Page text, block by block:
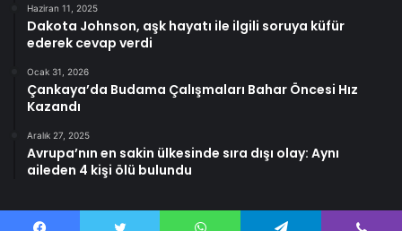
Haziran 11, 2025
Dakota Johnson, aşk hayatı ile ilgili soruya küfür
ederek cevap verdi
Ocak 31, 2026
Çankaya’da Budama Çalışmaları Bahar Öncesi Hız
Kazandı
Aralık 27, 2025
Avrupa’nın en sakin ülkesinde sıra dışı olay: Aynı
aileden 4 kişi ölü bulundu